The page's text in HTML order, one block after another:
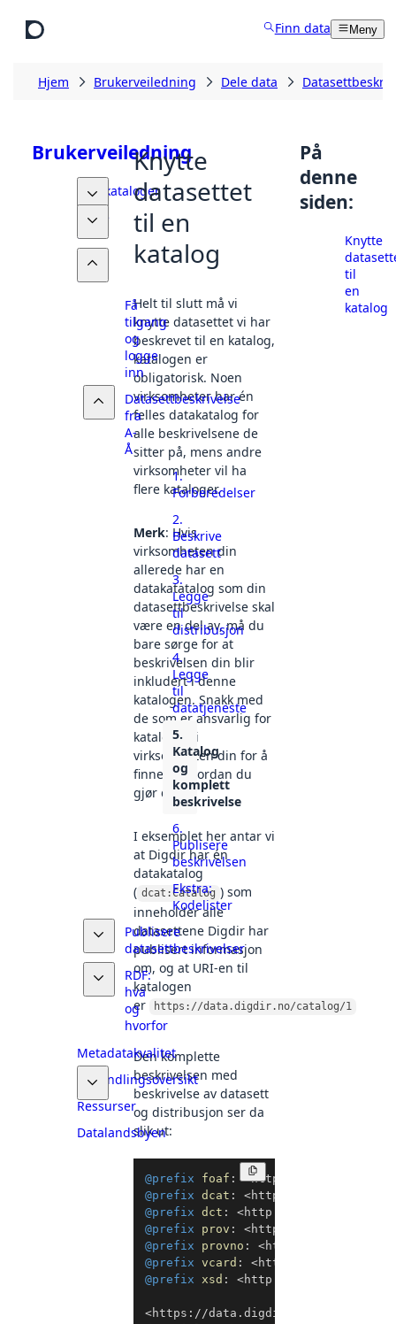
Finn data Meny
Hjem Brukerveiledning Dele data
Brukerveiledning
Datakataloger
Finne
data
Dele
data
Få
tilgang
og
logge
inn
Datasettbeskrivelse
fra
A-
Å
1.
Forberedelser
2.
Beskrive
datasett
3.
Legge
til
distribusjon
4.
Legge
til
datatjeneste
5.
Katalog
og
komplett
beskrivelse
6.
Publisere
beskrivelsen
Ekstra:
Kodelister
Publisere
datasettbeskrivelser
RDF:
hva
og
hvorfor
Metadatakvalitet
Behandlingsoversikt
Ressurser
Datalandsbyen
Knytte
datasettet
til en
katalog
Helt til slutt må vi
knytte datasettet vi har
beskrevet til en katalog,
katalogen er
obligatorisk. Noen
virksomheter har én
felles datakatalog for
alle beskrivelsene de
sitter på, mens andre
virksomheter vil ha
flere kataloger.
Merk: Hvis
virksomheten din
allerede har en
datakatatalog som din
datasettbeskrivelse skal
være en del av, må du
bare sørge for at
beskrivelsen din blir
inkludert i denne
katalogen. Snakk med
de som er ansvarlig for
katalogen i
virksomheten din for å
finne ut hvordan du
gjør det.
I eksemplet her antar vi
at Digdir har én
datakatalog
( dcat:Catalog ) som
inneholder alle
datasettene Digdir har
publisert informasjon
om, og at URI-en til
katalogen
er
https://data.digdir.no/catalog/1
.
Den komplette
beskrivelsen med
beskrivelse av datasett
og distribusjon ser da
slik ut:
@prefix foaf : <http://xmlns.com/
@prefix dcat : <http://www.w3.org/
@prefix dct : <http://purl.org/dc/
@prefix
prov : <http://www.w3.org/
@prefix
provno : <https://
@prefix vcard : <http://www.w3.org/
@prefix
xsd : <http://www.w3.org/2001/
<https://data.digdir.no/catalog/1
På
denne
siden:
Knytte
til
en
katalog